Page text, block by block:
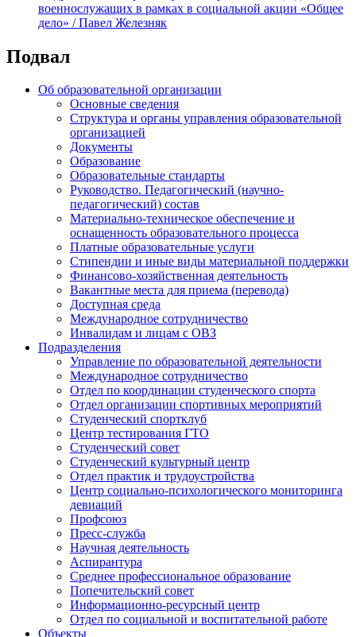
военнослужащих в рамках в социальной акции «Общее
дело» / Павел Железняк
Подвал
Об образовательной организации
Основные сведения
Структура и органы управления образовательной
организацией
Документы
Образование
Образовательные стандарты
Руководство. Педагогический (научно-
педагогический) состав
Материально-техническое обеспечение и
оснащенность образовательного процесса
Платные образовательные услуги
Стипендии и иные виды материальной поддержки
Финансово-хозяйственная деятельность
Вакантные места для приема (перевода)
Доступная среда
Международное сотрудничество
Инвалидам и лицам с ОВЗ
Подразделения
Управление по образовательной деятельности
Международное сотрудничество
Отдел по координации студенческого спорта
Отдел организации спортивных мероприятий
Студенческий спортклуб
Центр тестирования ГТО
Студенческий совет
Студенческий культурный центр
Отдел практик и трудоустройства
Центр социально-психологического мониторинга
девиаций
Профсоюз
Пресс-служба
Научная деятельность
Аспирантура
Среднее профессиональное образование
Попечительский совет
Информационно-ресурсный центр
Отдел по социальной и воспитательной работе
Объекты